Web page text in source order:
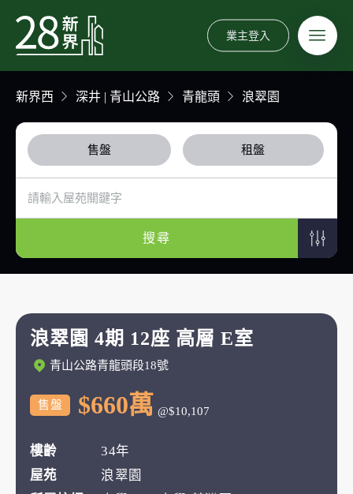
業主登入
新界西 深井 | 青山公路 青龍頭 浪翠園
售盤 租盤
搜尋
浪翠園 4期 12座 高層 E室
青山公路青龍頭段18號
售盤 $660萬 @$10,107
樓齡
34年
屋苑
浪翠園